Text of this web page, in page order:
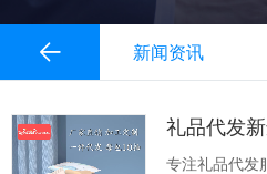
新闻资讯
专注礼品代发